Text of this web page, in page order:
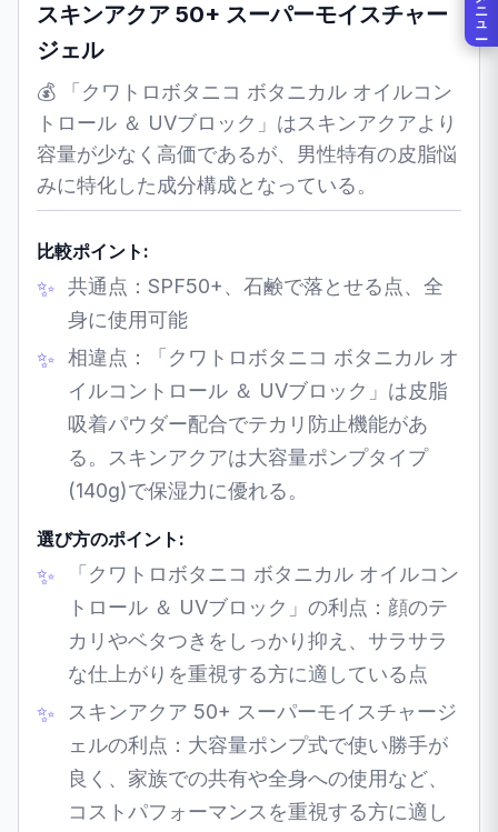
スキンアクア 50+ スーパーモイスチャー
ジェル
💰 「クワトロボタニコ ボタニカル オイルコン
トロール ＆ UVブロック」はスキンアクアより
容量が少なく高価であるが、男性特有の皮脂悩
みに特化した成分構成となっている。
比較ポイント:
共通点：SPF50+、石鹸で落とせる点、全
身に使用可能
相違点：「クワトロボタニコ ボタニカル オ
イルコントロール ＆ UVブロック」は皮脂
吸着パウダー配合でテカリ防止機能があ
る。スキンアクアは大容量ポンプタイプ
(140g)で保湿力に優れる。
選び方のポイント:
「クワトロボタニコ ボタニカル オイルコン
トロール ＆ UVブロック」の利点：顔のテ
カリやベタつきをしっかり抑え、サラサラ
な仕上がりを重視する方に適している点
スキンアクア 50+ スーパーモイスチャージ
ェルの利点：大容量ポンプ式で使い勝手が
良く、家族での共有や全身への使用など、
コストパフォーマンスを重視する方に適し